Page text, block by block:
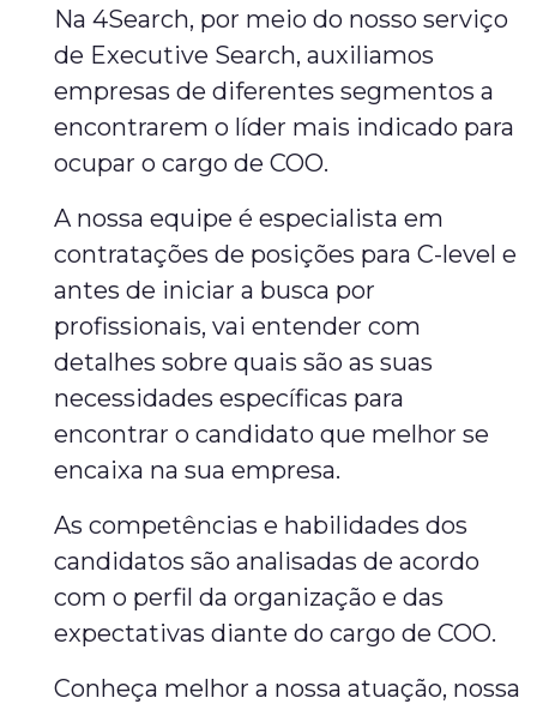
Na 4Search, por meio do nosso serviço
de Executive Search, auxiliamos
empresas de diferentes segmentos a
encontrarem o líder mais indicado para
ocupar o cargo de COO.
A nossa equipe é especialista em
contratações de posições para C-level e
antes de iniciar a busca por
profissionais, vai entender com
detalhes sobre quais são as suas
necessidades específicas para
encontrar o candidato que melhor se
encaixa na sua empresa.
As competências e habilidades dos
candidatos são analisadas de acordo
com o perfil da organização e das
expectativas diante do cargo de COO.
Conheça melhor a nossa atuação, nossa